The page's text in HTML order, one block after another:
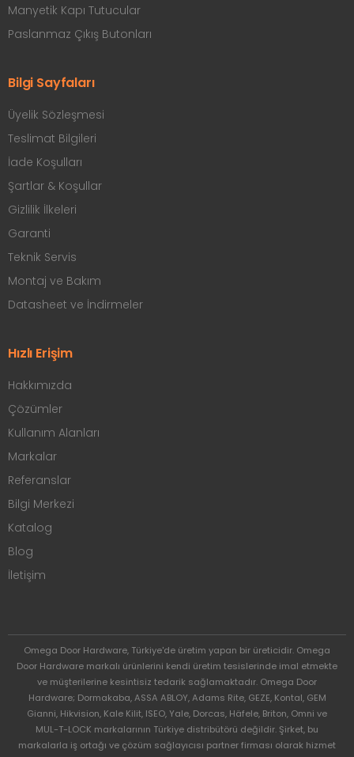
Manyetik Kapı Tutucular
Paslanmaz Çıkış Butonları
Bilgi Sayfaları
Üyelik Sözleşmesi
Teslimat Bilgileri
İade Koşulları
Şartlar & Koşullar
Gizlilik İlkeleri
Garanti
Teknik Servis
Montaj ve Bakım
Datasheet ve İndirmeler
Hızlı Erişim
Hakkımızda
Çözümler
Kullanım Alanları
Markalar
Referanslar
Bilgi Merkezi
Katalog
Blog
İletişim
Omega Door Hardware, Türkiye'de üretim yapan bir üreticidir. Omega
Door Hardware markalı ürünlerini kendi üretim tesislerinde imal etmekte
ve müşterilerine kesintisiz tedarik sağlamaktadır. Omega Door
Hardware; Dormakaba, ASSA ABLOY, Adams Rite, GEZE, Kontal, GEM
Gianni, Hikvision, Kale Kilit, ISEO, Yale, Dorcas, Häfele, Briton, Omni ve
MUL-T-LOCK markalarının Türkiye distribütörü değildir. Şirket, bu
markalarla iş ortağı ve çözüm sağlayıcısı partner firması olarak hizmet